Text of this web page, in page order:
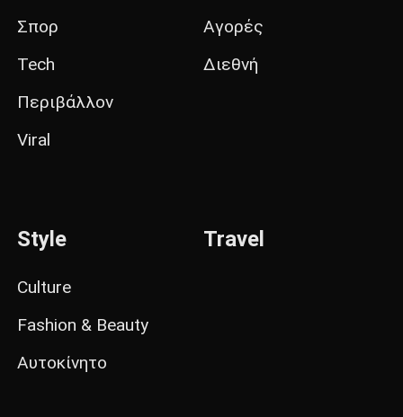
Σπορ
Tech
Περιβάλλον
Viral
Αγορές
Διεθνή
Style
Culture
Fashion & Beauty
Αυτοκίνητο
Travel